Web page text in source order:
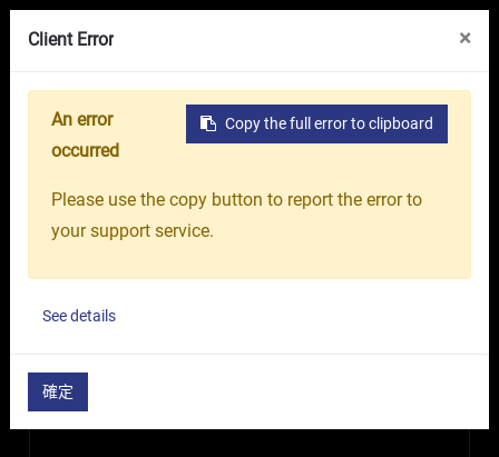
塑膠射出機
持續提升
出成型機，不僅成本效益高、操作簡便，還能讓您生產
出助您在國際市場上競爭並脫穎而出的產品。
為了滿足您不同的生產需求，我們提供多種射出成型機
型號，您可以透過篩選條件輕鬆找到最符合您要求的產
Client Error ×
Copy the full error to clipboard
An error
occurred
Please use the copy button to report the error to
your support service.
See details
確定